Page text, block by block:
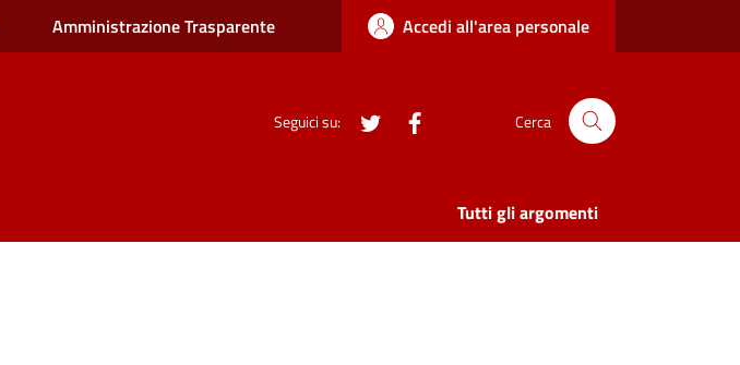
Amministrazione Trasparente Accedi all'area personale
Seguici su: twitter Cerca
Tutti gli argomenti